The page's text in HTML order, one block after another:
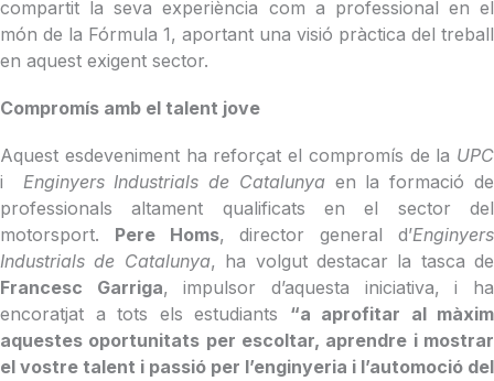
compartit la seva experiència com a professional en el
món de la Fórmula 1, aportant una visió pràctica del treball
en aquest exigent sector.
Compromís amb el talent jove
Aquest esdeveniment ha reforçat el compromís de la UPC
i Enginyers Industrials de Catalunyaen la formació de
professionals altament qualificats en el sector del
motorsport. Pere Homs, director general d’Enginyers
Industrials de Catalunya, ha volgut destacar la tasca de
Francesc Garriga, impulsor d’aquesta iniciativa, i ha
encoratjat a tots els estudiants “a aprofitar al màxim
aquestes oportunitats per escoltar, aprendre i mostrar
el vostre talent i passió per l’enginyeria i l’automoció del